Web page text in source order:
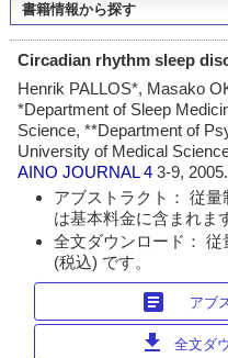
書籍情報から探す
Circadian rhythm sleep
Henrik PALLOS*, Masako
*Department of Sleep
Science, **Department of
University of Medical
AINO JOURNAL 43-9, 2005.
アブストラクト： 従量
は基本料金に含まれま
全文ダウンロード：
(税込) です。
article アブ
download 全文ダ